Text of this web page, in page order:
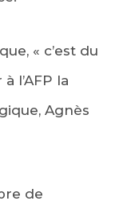
« c’est du
l’AFP la
Agnès
de